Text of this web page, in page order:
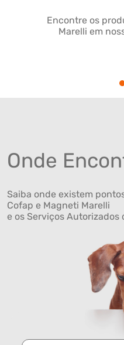
Encontre os
Marelli em
Onde
Saiba onde existem
Cofap e Magneti Marelli
e os Serviços Autorizados